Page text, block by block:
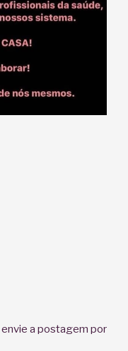
envie a postagem por